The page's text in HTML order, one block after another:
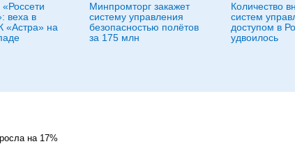
веха в
«Астра» на
Минпромторг закажет
систему управления
безопасностью полётов
за 175 млн
Количество
систем
доступом в
удвоилось
на 17%